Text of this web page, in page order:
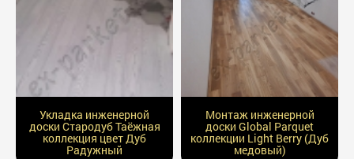
Укладка инженерной
доски Стародуб Таёжная
коллекция цвет Дуб
Радужный
Монтаж инженерной
доски Global Parquet
коллекции Light Berry (Дуб
медовый)